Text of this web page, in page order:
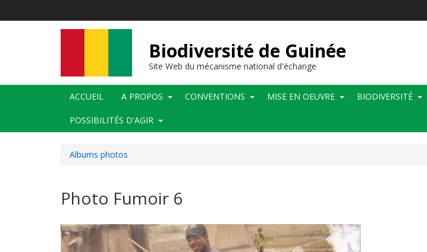
Biodiversité de Guinée
Site Web du mécanisme national d'échange
Main
ACCUEIL A PROPOS CONVENTIONS MISE EN OEUVRE BIODIVERSITÉ
POSSIBILITÉS D'AGIR
Albums photos
Photo Fumoir 6